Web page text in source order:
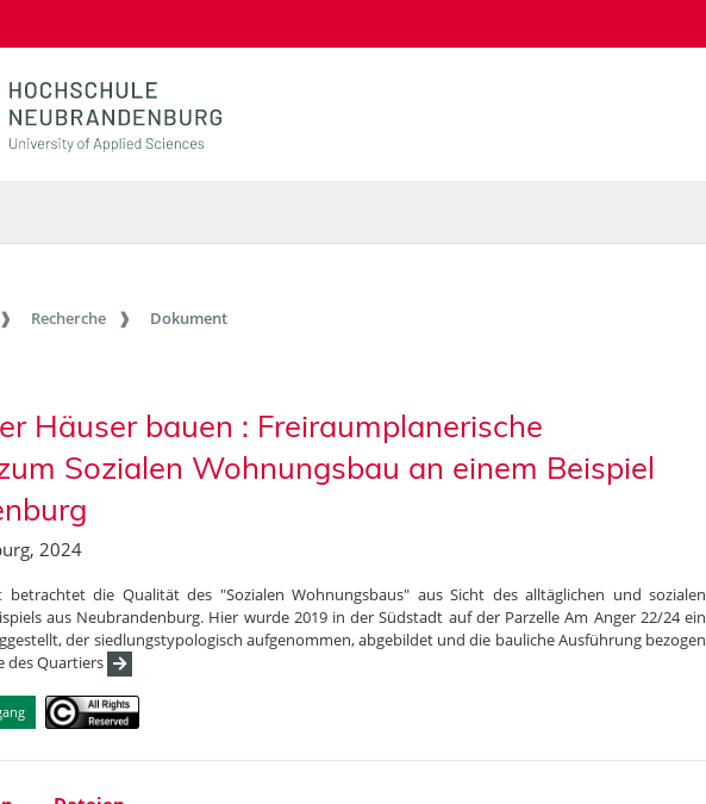
Recherche Dokument
Häuser bauen : Freiraumplanerische
Sozialen Wohnungsbau an einem Beispiel
2024
betrachtet die Qualität des "Sozialen Wohnungsbaus" aus Sicht des alltäglichen und sozialen
aus Neubrandenburg. Hier wurde 2019 in der Südstadt auf der Parzelle Am Anger 22/24 ein
der siedlungstypologisch aufgenommen, abgebildet und die bauliche Ausführung bezogen
des Quartiers